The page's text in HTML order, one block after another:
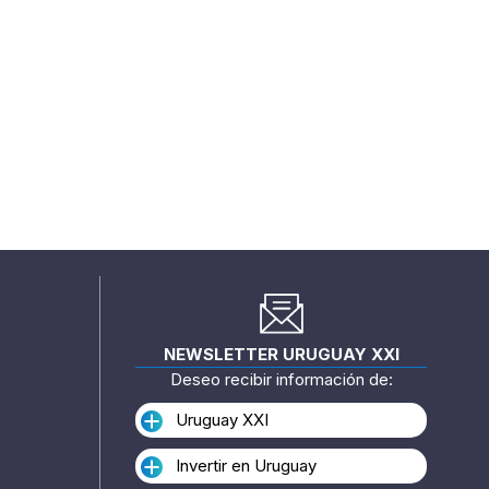
NEWSLETTER URUGUAY XXI
Deseo recibir información de:
Uruguay XXI
Invertir en Uruguay